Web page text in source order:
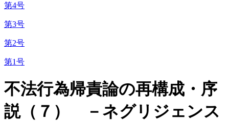
第4号
第3号
第2号
第1号
不法行為帰責論の再構成・序
説（７） －ネグリジェンス